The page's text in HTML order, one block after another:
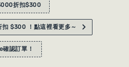
折扣$300
扣 $300 ！點這裡看更多～
認訂單！